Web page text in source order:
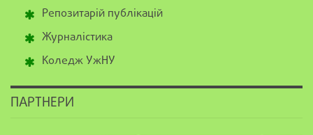
Репозитарій публікацій
Журналістика
Коледж УжНУ
ПАРТНЕРИ